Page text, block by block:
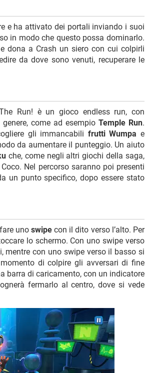
e ha attivato dei portali inviando i suoi
in modo che questo possa dominarlo.
dona a Crash un siero con cui colpirli
da dove sono venuti, recuperare le
Run! è un gioco endless run, con
come ad esempio Temple Run.
gli immancabili frutti Wumpa e
da aumentare il punteggio. Un aiuto
che, come negli altri giochi della saga,
Nel percorso saranno poi presenti
un punto specifico, dopo essere stato
uno swipecon il dito verso l’alto. Per
lo schermo. Con uno swipe verso
mentre con uno swipe verso il basso si
di colpire gli avversari di fine
barra di caricamento, con un indicatore
fermarlo al centro, dove si vede